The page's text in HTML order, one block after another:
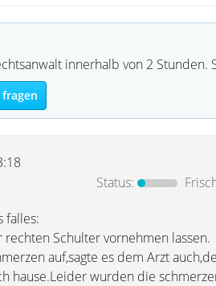
innerhalb von 2 Stunden.
Status:
falles:
Schulter vornehmen lassen.
auf,sagte es dem Arzt
hause.Leider wurden die